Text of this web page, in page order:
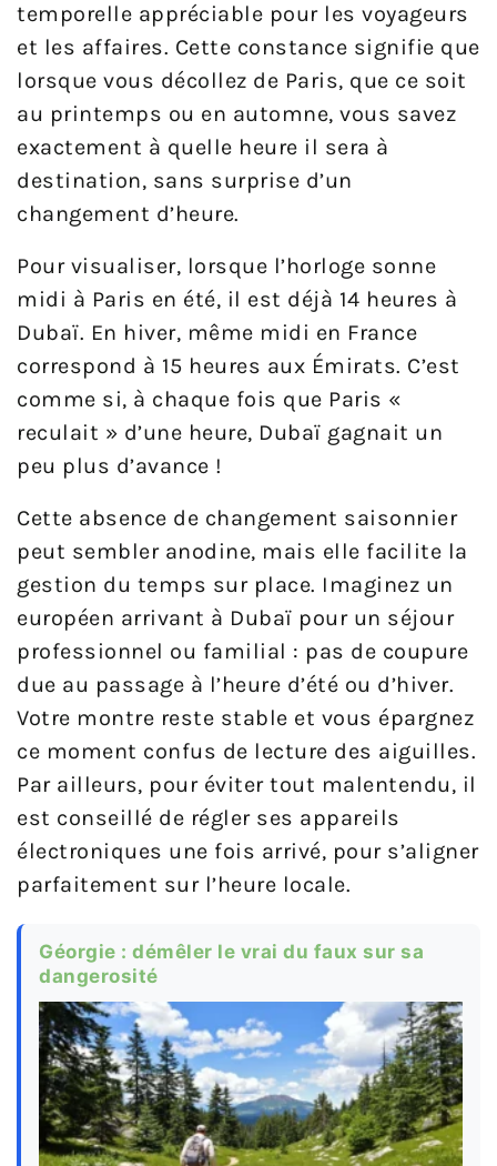
temporelle appréciable pour les voyageurs
et les affaires. Cette constance signifie que
lorsque vous décollez de Paris, que ce soit
au printemps ou en automne, vous savez
exactement à quelle heure il sera à
destination, sans surprise d’un
changement d’heure.
Pour visualiser, lorsque l’horloge sonne
midi à Paris en été, il est déjà 14 heures à
Dubaï. En hiver, même midi en France
correspond à 15 heures aux Émirats. C’est
comme si, à chaque fois que Paris «
reculait » d’une heure, Dubaï gagnait un
peu plus d’avance !
Cette absence de changement saisonnier
peut sembler anodine, mais elle facilite la
gestion du temps sur place. Imaginez un
européen arrivant à Dubaï pour un séjour
professionnel ou familial : pas de coupure
due au passage à l’heure d’été ou d’hiver.
Votre montre reste stable et vous épargnez
ce moment confus de lecture des aiguilles.
Par ailleurs, pour éviter tout malentendu, il
est conseillé de régler ses appareils
électroniques une fois arrivé, pour s’aligner
parfaitement sur l’heure locale.
Géorgie : démêler le vrai du faux sur sa
dangerosité